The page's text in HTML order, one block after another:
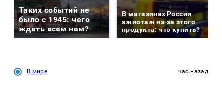
Таких событий не
было с 1945: чего
ждать всем нам?
В магазинах России
ажиотаж из-за этого
продукта: что купить?
В мире час назад